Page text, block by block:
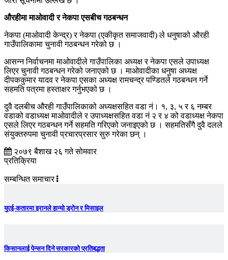
औरहीमा माओवादी र नेकपा एसबीच गठबन्धन
नेकपा (माओवादी केन्द्र) र नेकपा (एकीकृत समाजवादी) ले धनुषाको औरही
गाउँपालिकामा चुनावी गठबन्धन गरेको छ ।
आसन्न निर्वाचनमा माओवादीले गाउँपालिका अध्यक्ष र नेकपा एसले उपाध्यक्ष
लिएर चुनावी गठबन्धन गरेको जनाएको छ । माओवादीका धनुषा अध्यक्ष
दीपककुमार यादव र नेकपा एसका अध्यक्ष रामचन्द्र पण्डितले गठबन्धन गर्ने
सहमति पत्रमा हस्ताक्षर गर्नुभएको छ ।
दुवै दलबीच औरही गाउँपालिकाको अध्यक्षसहित वडा नं। १, ३, ५ र ६ नम्बर
वडाको वडाध्यक्ष माओवादीले र उपाध्यक्षसहित वडा नं २ र ४ को वडाध्यक्ष नेकपा
एसले लिएर गठबन्धन गर्ने सहमति गरिएको जनाइएको छ । सहमतिसँगै दुवै दलले
संयुक्तरुपमा चुनावी प्रचारप्रसार सुरु गरेका छन् ।
२०७९ बैशाख २६ गते सोमवार
प्रतिक्रिया
सम्बन्धित समाचार
युएई-कतारमा इरानले हान्यो ड्रोन र मिसाइल
किसानलाई पेन्सन दिने सरकारको प्रतिबद्धता